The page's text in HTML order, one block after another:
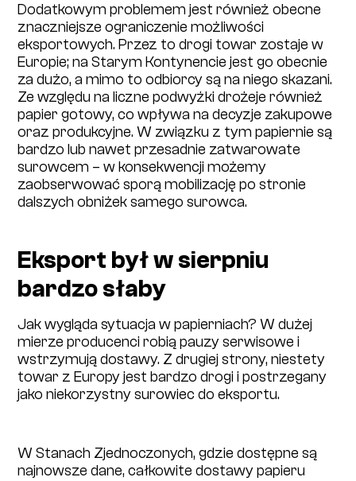
Dodatkowym problemem jest również obecne
znaczniejsze ograniczenie możliwości
eksportowych. Przez to drogi towar zostaje w
Europie; na Starym Kontynencie jest go obecnie
za dużo, a mimo to odbiorcy są na niego skazani.
Ze względu na liczne podwyżki drożeje również
papier gotowy, co wpływa na decyzje zakupowe
oraz produkcyjne. W związku z tym papiernie są
bardzo lub nawet przesadnie zatwarowate
surowcem – w konsekwencji możemy
zaobserwować sporą mobilizację po stronie
dalszych obniżek samego surowca.
Eksport był w sierpniu
bardzo słaby
Jak wygląda sytuacja w papierniach? W dużej
mierze producenci robią pauzy serwisowe i
wstrzymują dostawy. Z drugiej strony, niestety
towar z Europy jest bardzo drogi i postrzegany
jako niekorzystny surowiec do eksportu.
W Stanach Zjednoczonych, gdzie dostępne są
najnowsze dane, całkowite dostawy papieru